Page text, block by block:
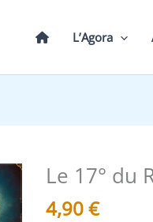
L’Agora
Le 17° du
4,90€
quantité
Le